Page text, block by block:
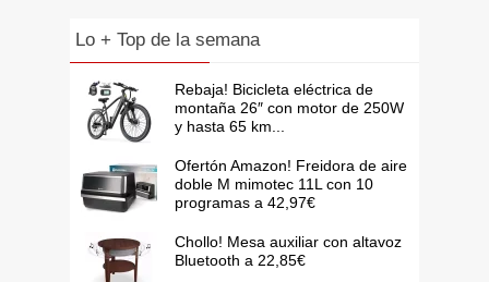
Lo + Top de la semana
Rebaja! Bicicleta eléctrica de
montaña 26″ con motor de 250W
y hasta 65 km...
Ofertón Amazon! Freidora de aire
doble M mimotec 11L con 10
programas a 42,97€
Chollo! Mesa auxiliar con altavoz
Bluetooth a 22,85€